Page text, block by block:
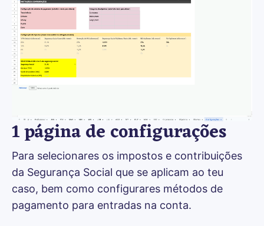
1 página de configurações
Para selecionares os impostos e contribuições
da Segurança Social que se aplicam ao teu
caso, bem como configurares métodos de
pagamento para entradas na conta.